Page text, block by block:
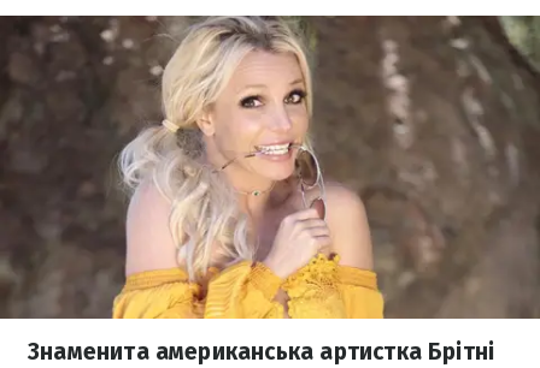
Знаменита американська артистка Брітні